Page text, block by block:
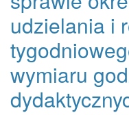
udzielania i
wymiaru